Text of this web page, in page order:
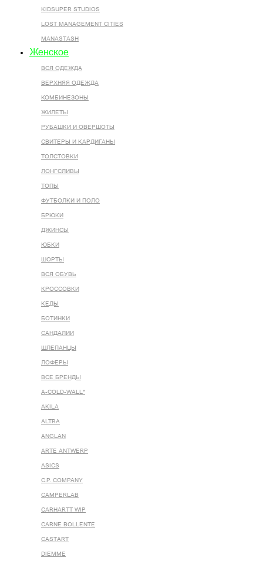
KIDSUPER STUDIOS
LOST MANAGEMENT CITIES
MANASTASH
Женское
ВСЯ ОДЕЖДА
ВЕРХНЯЯ ОДЕЖДА
КОМБИНЕЗОНЫ
ЖИЛЕТЫ
РУБАШКИ И ОВЕРШОТЫ
СВИТЕРЫ И КАРДИГАНЫ
ТОЛСТОВКИ
ЛОНГСЛИВЫ
ТОПЫ
ФУТБОЛКИ И ПОЛО
БРЮКИ
ДЖИНСЫ
ЮБКИ
ШОРТЫ
ВСЯ ОБУВЬ
КРОССОВКИ
КЕДЫ
БОТИНКИ
САНДАЛИИ
ШЛЕПАНЦЫ
ЛОФЕРЫ
ВСЕ БРЕНДЫ
A-COLD-WALL*
AKILA
ALTRA
ANGLAN
ARTE ANTWERP
ASICS
C.P. COMPANY
CAMPERLAB
CARHARTT WIP
CARNE BOLLENTE
CASTART
DIEMME